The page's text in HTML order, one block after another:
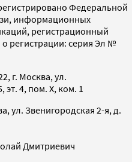
Федеральной
информационных
регистрационный
регистрации: серия Эл №
г. Москва, ул.
эт. 4, пом. X, ком. 1
ул. Звенигородская 2-я, д.
Дмитриевич